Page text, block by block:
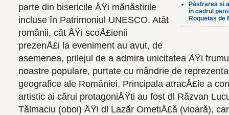
Păstrarea și
în cadrul
Roquetas de
parte din bisericile ÅŸi mănăstirile
incluse în Patrimoniul UNESCO. Atât
românii, cât ÅŸi scoÅ£ienii
prezenÅ£i la eveniment au avut, de
asemenea, prilejul de a admira unicitatea ÅŸi
noastre populare, purtate cu mândrie de
geografice ale României. Principala atracÅ£ie a
artistic ai cărui protagoniÅŸti au fost dl Răzvan
Tălmaciu (oboi) ÅŸi dl Lazăr OmetiÅ£ă (vioară),